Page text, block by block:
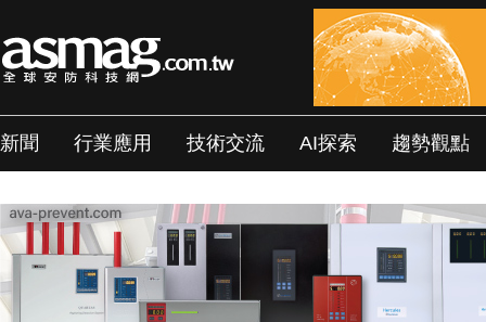
新聞 行業應用 技術交流 AI探索 趨勢觀點